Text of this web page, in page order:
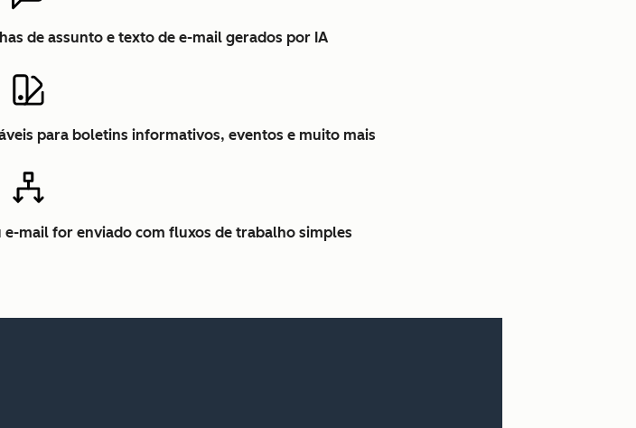
de assunto e texto de e-mail gerados por IA
para boletins informativos, eventos e muito mais
mail for enviado com fluxos de trabalho simples